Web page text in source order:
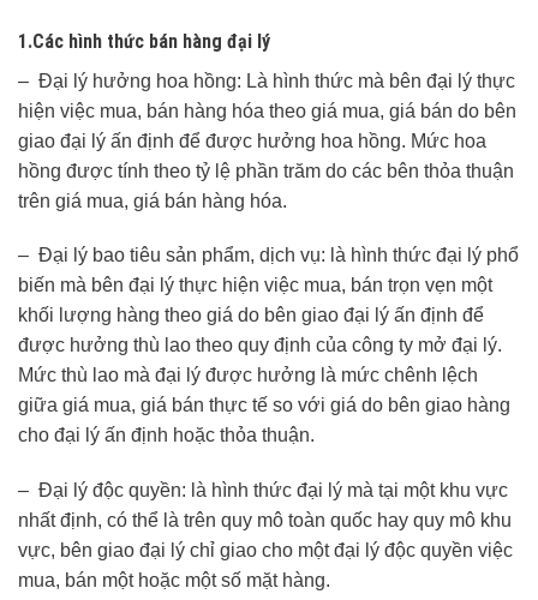
1.Các hình thức bán hàng đại lý
– Đại lý hưởng hoa hồng: Là hình thức mà bên đại lý thực
hiện việc mua, bán hàng hóa theo giá mua, giá bán do bên
giao đại lý ấn định để được hưởng hoa hồng. Mức hoa
hồng được tính theo tỷ lệ phần trăm do các bên thỏa thuận
trên giá mua, giá bán hàng hóa.
– Đại lý bao tiêu sản phẩm, dịch vụ: là hình thức đại lý phổ
biến mà bên đại lý thực hiện việc mua, bán trọn vẹn một
khối lượng hàng theo giá do bên giao đại lý ấn định để
được hưởng thù lao theo quy định của công ty mở đại lý.
Mức thù lao mà đại lý được hưởng là mức chênh lệch
giữa giá mua, giá bán thực tế so với giá do bên giao hàng
cho đại lý ấn định hoặc thỏa thuận.
– Đại lý độc quyền: là hình thức đại lý mà tại một khu vực
nhất định, có thể là trên quy mô toàn quốc hay quy mô khu
vực, bên giao đại lý chỉ giao cho một đại lý độc quyền việc
mua, bán một hoặc một số mặt hàng.